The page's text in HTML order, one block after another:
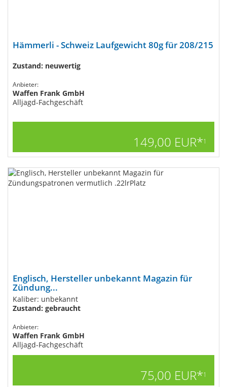
Hämmerli - Schweiz Laufgewicht 80g für 208/215
Zustand: neuwertig
Anbieter:
Waffen Frank GmbH
Alljagd-Fachgeschäft
149,00 EUR*1
Englisch, Hersteller unbekannt Magazin für
Zündung...
Kaliber: unbekannt
Zustand: gebraucht
Anbieter:
Waffen Frank GmbH
Alljagd-Fachgeschäft
75,00 EUR*1